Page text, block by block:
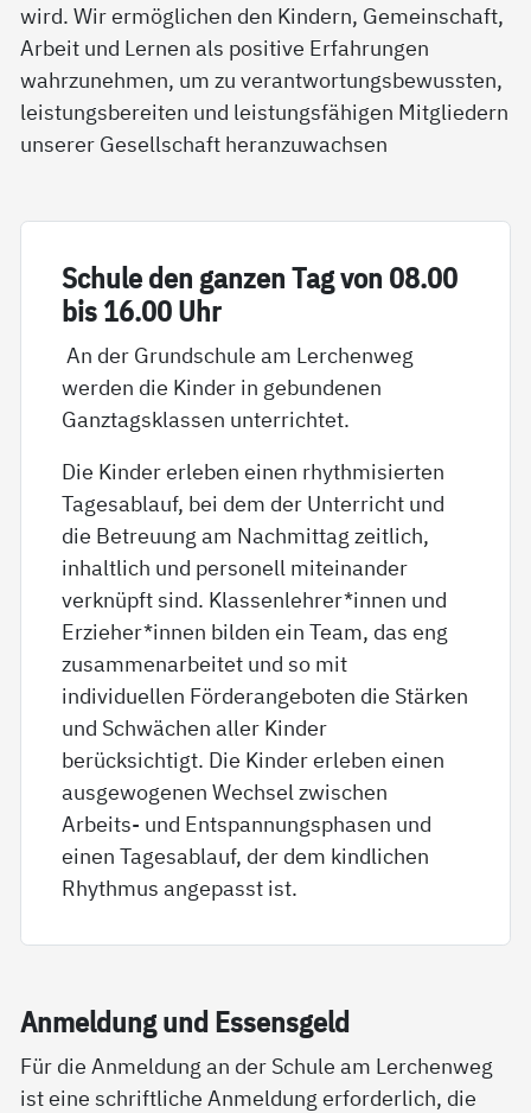
wird. Wir ermöglichen den Kindern, Gemeinschaft,
Arbeit und Lernen als positive Erfahrungen
wahrzunehmen, um zu verantwortungsbewussten,
leistungsbereiten und leistungsfähigen Mitgliedern
unserer Gesellschaft heranzuwachsen
Schu­le den gan­zen Tag von 08.00
bis 16.00 Uhr
An der Grundschule am Lerchenweg
werden die Kinder in gebundenen
Ganztagsklassen unterrichtet.
Die Kinder erleben einen rhythmisierten
Tagesablauf, bei dem der Unterricht und
die Betreuung am Nachmittag zeitlich,
inhaltlich und personell miteinander
verknüpft sind. Klassenlehrer*innen und
Erzieher*innen bilden ein Team, das eng
zusammenarbeitet und so mit
individuellen Förderangeboten die Stärken
und Schwächen aller Kinder
berücksichtigt. Die Kinder erleben einen
ausgewogenen Wechsel zwischen
Arbeits- und Entspannungsphasen und
einen Tagesablauf, der dem kindlichen
Rhythmus angepasst ist.
An­mel­dung und Es­sens­geld
Für die Anmeldung an der Schule am Lerchenweg
ist eine schriftliche Anmeldung erforderlich, die